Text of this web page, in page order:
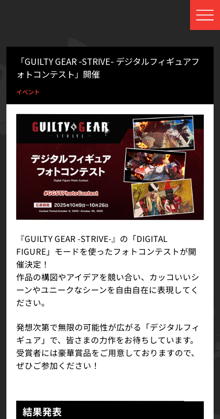
「GUILTY GEAR -STRIVE- デジタルフィギュアフ
ォトコンテスト」開催
イベント
『GUILTY GEAR -STRIVE-』の「DIGITAL
FIGURE」モードを使ったフォトコンテストが開
催決定！
作品の構図やアイデアを競い合い、カッコいいシ
ーンやユニークなシーンを自由自在に表現してく
ださい。
発想次第で無限の可能性が広がる「デジタルフィ
ギュア」で、皆さまの力作をお待ちしています。
受賞者には豪華賞品をご用意しておりますので、
ぜひご参加ください！
結果発表